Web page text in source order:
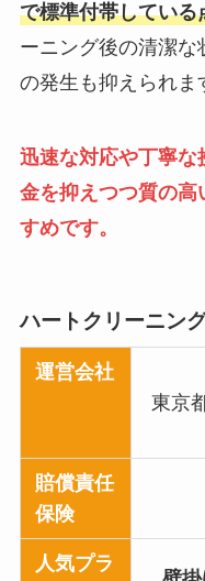
で標準付帯している
ーニング後の清潔な
の発生も抑えられま
迅速な対応や丁寧
金を抑えつつ質の
すめです。
ハートクリーニン
運営会社
東京
賠償責任
保険
人気プラ